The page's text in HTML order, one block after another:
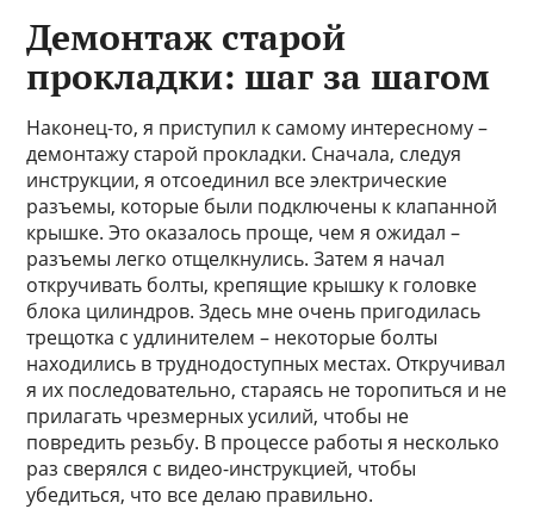
Демонтаж старой
прокладки: шаг за шагом
Наконец-то, я приступил к самому интересному –
демонтажу старой прокладки. Сначала, следуя
инструкции, я отсоединил все электрические
разъемы, которые были подключены к клапанной
крышке. Это оказалось проще, чем я ожидал –
разъемы легко отщелкнулись. Затем я начал
откручивать болты, крепящие крышку к головке
блока цилиндров. Здесь мне очень пригодилась
трещотка с удлинителем – некоторые болты
находились в труднодоступных местах. Откручивал
я их последовательно, стараясь не торопиться и не
прилагать чрезмерных усилий, чтобы не
повредить резьбу. В процессе работы я несколько
раз сверялся с видео-инструкцией, чтобы
убедиться, что все делаю правильно.